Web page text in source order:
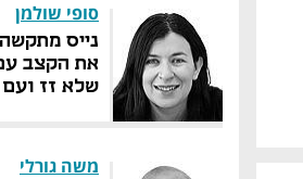
סופי שולמן
נייס
את הקצב
משה גורלי